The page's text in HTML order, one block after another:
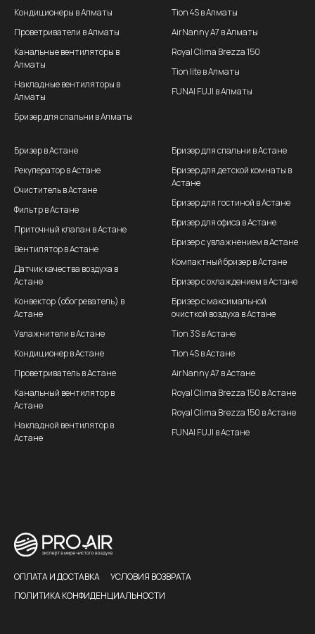
Кондиционеры в Алматы
Проветриватели в Алматы
Канальные вентиляторы в
Алматы
Накладные вентиляторы в
Алматы
Бризер для спальни в Алматы
Tion 4S в Алматы
AirNanny A7 в Алматы
Royal Clima Brezza 150
Tion lite в Алматы
FUNAI FUJI в Алматы
Бризер в Астане
Рекуператор в Астане
Очиститель в Астане
Фильтр в Астане
Приточный клапан в Астане
Вентилятор в Астане
Датчик качества воздуха в
Астане
Конвектор (обогреватель) в
Астане
Увлажнители в Астане
Кондиционер в Астане
Проветриватель в Астане
Канальный вентилятор в
Астане
Накладной вентилятор в
Астане
Бризер для спальни в Астане
Бризер для детской комнаты в
Астане
Бризер для гостиной в Астане
Бризер для офиса в Астане
Бризер с увлажнением в Астане
Компактный бризер в Астане
Бризер с охлаждением в Астане
Бризер с максимальной
очисткой воздуха в Астане
Tion 3S в Астане
Tion 4S в Астане
AirNanny A7 в Астане
Royal Clima Brezza 150 в Астане
Royal Clima Brezza 150 в Астане
FUNAI FUJI в Астане
ОПЛАТА И ДОСТАВКА
УСЛОВИЯ ВОЗВРАТА
ПОЛИТИКА КОНФИДЕНЦИАЛЬНОСТИ